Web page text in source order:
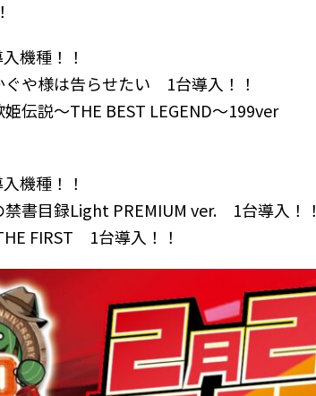
機種！！
ぐや様は告らせたい 1台導入！！
伝説～THE BEST LEGEND～199ver
機種！！
禁書目録Light PREMIUM ver. 1台導入！！
FIRST 1台導入！！